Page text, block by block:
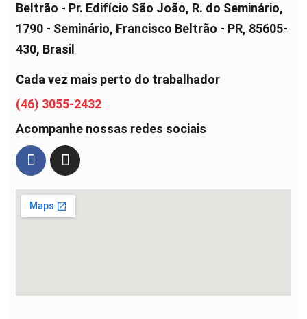
Beltrão - Pr. Edifício São João, R. do Seminário,
1790 - Seminário, Francisco Beltrão - PR, 85605-
430, Brasil
Cada vez mais perto do trabalhador
(46) 3055-2432
Acompanhe nossas redes sociais